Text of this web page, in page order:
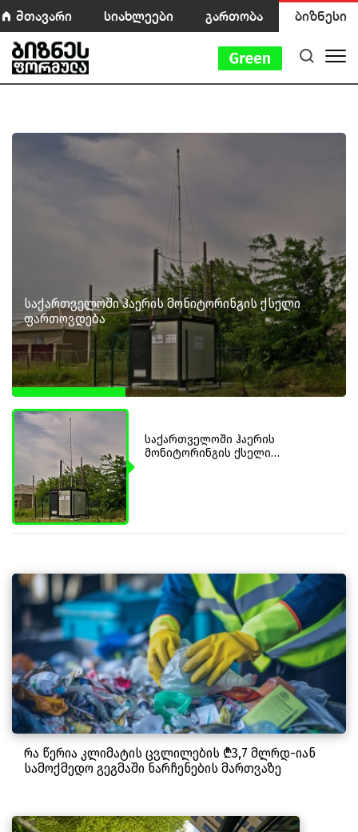
მთავარი სიახლეები გართობა ბიზნესი
საქართველოში ჰაერის მონიტორინგის ქსელი
ფართოვდება
საქართველოში ჰაერის
მონიტორინგის ქსელი
რა წერია კლიმატის ცვლილების ₾3,7 მლრდ-იან
სამოქმედო გეგმაში ნარჩენების მართვაზე